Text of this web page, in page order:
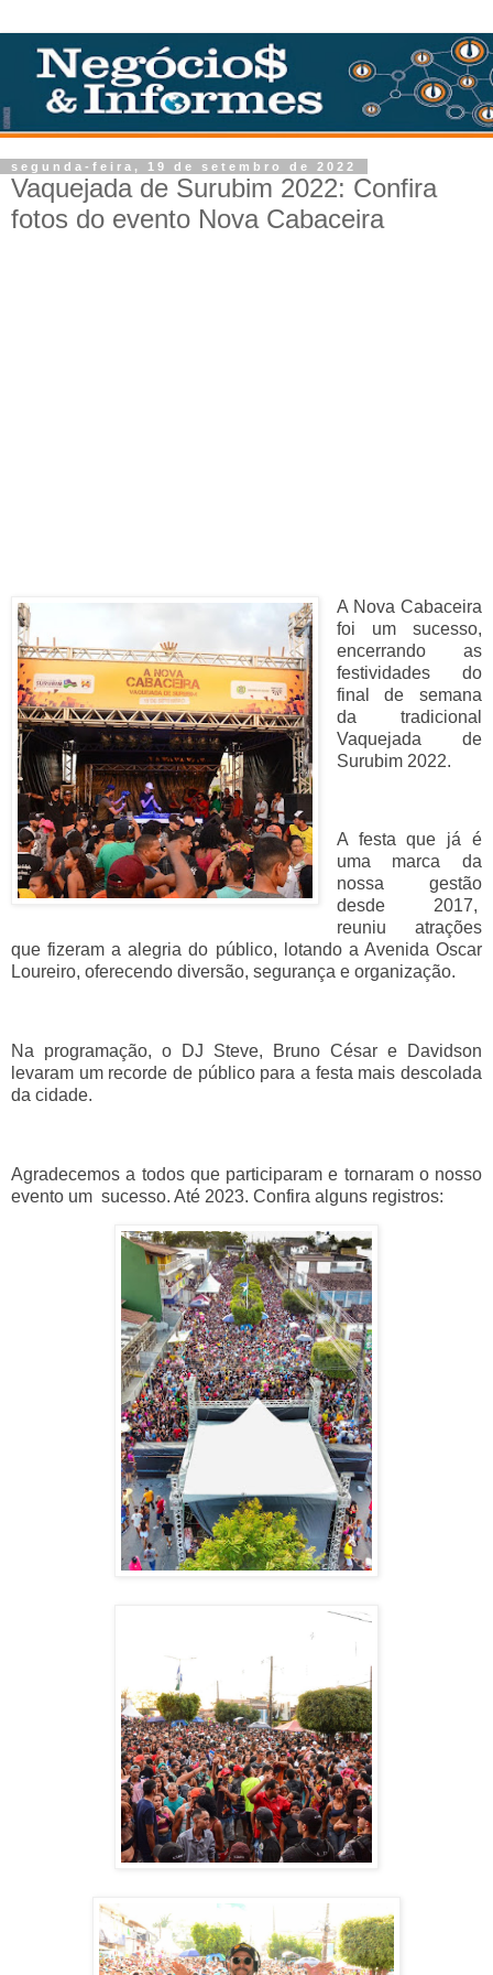
segunda-feira, 19 de setembro de 2022
Vaquejada de Surubim 2022: Confira
fotos do evento Nova Cabaceira
A Nova Cabaceira
foi um sucesso,
encerrando as
festividades do
final de semana
da tradicional
Vaquejada de
Surubim 2022.
A festa que já é
uma marca da
nossa gestão
desde 2017,
reuniu atrações
que fizeram a alegria do público, lotando a Avenida Oscar
Loureiro, oferecendo diversão, segurança e organização.
Na programação, o DJ Steve, Bruno César e Davidson
levaram um recorde de público para a festa mais descolada
da cidade.
Agradecemos a todos que participaram e tornaram o nosso
evento um sucesso. Até 2023. Confira alguns registros: